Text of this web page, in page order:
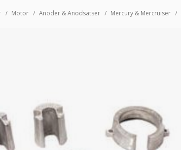
Motor Anoder & Anodsatser Mercury & Mercruiser